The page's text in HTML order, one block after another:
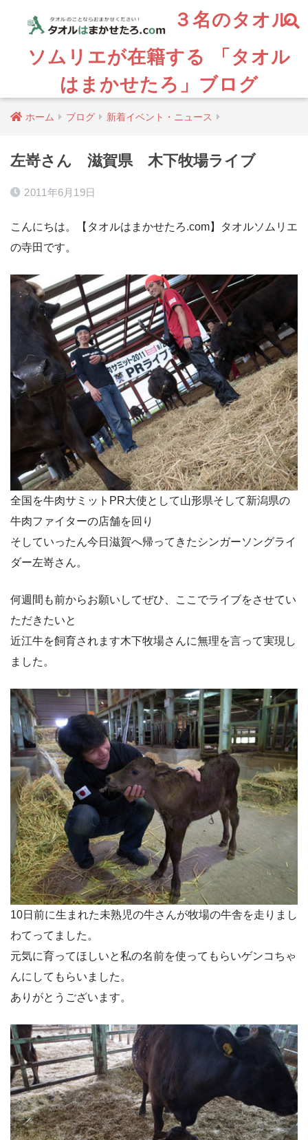
３名のタオル
ソムリエが在籍する 「タオル
はまかせたろ」ブログ
ホーム ブログ 新着イベント・ニュース
左嵜さん 滋賀県 木下牧場ライブ
2011年6月19日
こんにちは。【タオルはまかせたろ.com】タオルソムリエ
の寺田です。
全国を牛肉サミットPR大使として山形県そして新潟県の
牛肉ファイターの店舗を回り
そしていったん今日滋賀へ帰ってきたシンガーソングライ
ダー左嵜さん。
何週間も前からお願いしてぜひ、ここでライブをさせてい
ただきたいと
近江牛を飼育されます木下牧場さんに無理を言って実現し
ました。
10日前に生まれた未熟児の牛さんが牧場の牛舎を走りまし
わてってました。
元気に育ってほしいと私の名前を使ってもらいゲンコちゃ
んにしてもらいました。
ありがとうございます。